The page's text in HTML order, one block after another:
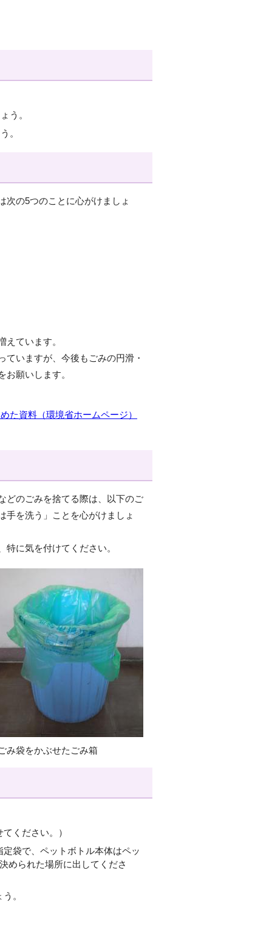
う。
。
次の5つのことに心がけましょ
ています。
いますが、今後もごみの円滑・
願いします。
た資料（環境省ホームページ）
どのごみを捨てる際は、以下のご
手を洗う」ことを心がけましょ
に気を付けてください。
み袋をかぶせたごみ箱
ください。）
袋で、ペットボトル本体はペッ
められた場所に出してくださ
。